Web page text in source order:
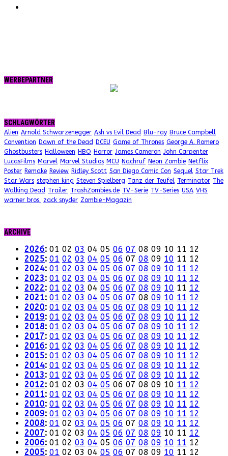
WERBEPARTNER
SCHLAGWÖRTER
Alien Arnold Schwarzenegger Ash vs Evil Dead Blu-ray Bruce Campbell
Convention Dawn of the Dead DCEU Game of Thrones George A. Romero
Ghostbusters Halloween HBO Horror James Cameron John Carpenter
LucasFilms Marvel Marvel Studios MCU Nachruf Neon Zombie Netflix
Poster Remake Review Ridley Scott San Diego Comic Con Sequel Star Trek
Star Wars stephen king Steven Spielberg Tanz der Teufel Terminator The
Walking Dead Trailer TrashZombies.de TV-Serie TV-Series USA VHS
warner bros. zack snyder Zombie-Magazin
ARCHIVE
2026: 01 02 03 04 05 06 07 08 09 10 11 12
2025: 01 02 03 04 05 06 07 08 09 10 11 12
2024: 01 02 03 04 05 06 07 08 09 10 11 12
2023: 01 02 03 04 05 06 07 08 09 10 11 12
2022: 01 02 03 04 05 06 07 08 09 10 11 12
2021: 01 02 03 04 05 06 07 08 09 10 11 12
2020: 01 02 03 04 05 06 07 08 09 10 11 12
2019: 01 02 03 04 05 06 07 08 09 10 11 12
2018: 01 02 03 04 05 06 07 08 09 10 11 12
2017: 01 02 03 04 05 06 07 08 09 10 11 12
2016: 01 02 03 04 05 06 07 08 09 10 11 12
2015: 01 02 03 04 05 06 07 08 09 10 11 12
2014: 01 02 03 04 05 06 07 08 09 10 11 12
2013: 01 02 03 04 05 06 07 08 09 10 11 12
2012: 01 02 03 04 05 06 07 08 09 10 11 12
2011: 01 02 03 04 05 06 07 08 09 10 11 12
2010: 01 02 03 04 05 06 07 08 09 10 11 12
2009: 01 02 03 04 05 06 07 08 09 10 11 12
2008: 01 02 03 04 05 06 07 08 09 10 11 12
2007: 01 02 03 04 05 06 07 08 09 10 11 12
2006: 01 02 03 04 05 06 07 08 09 10 11 12
2005: 01 02 03 04 05 06 07 08 09 10 11 12